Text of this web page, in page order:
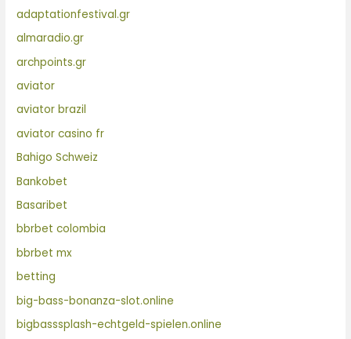
adaptationfestival.gr
almaradio.gr
archpoints.gr
aviator
aviator brazil
aviator casino fr
Bahigo Schweiz
Bankobet
Basaribet
bbrbet colombia
bbrbet mx
betting
big-bass-bonanza-slot.online
bigbasssplash-echtgeld-spielen.online